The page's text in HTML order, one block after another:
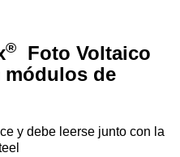
®
Foto Voltaico
de
y debe leerse junto con la